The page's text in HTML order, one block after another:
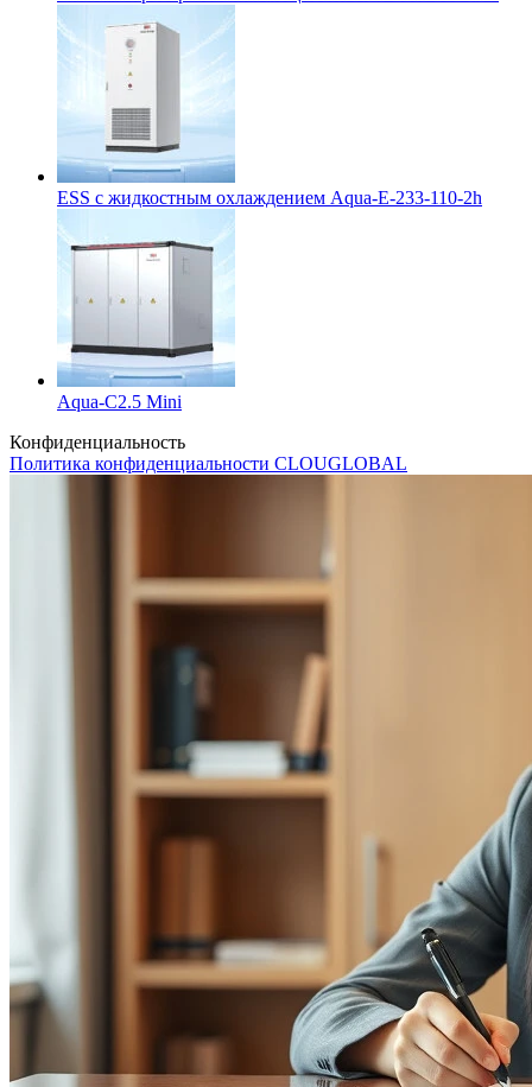
ESS с жидкостным охлаждением Aqua-E-233-110-2h
Aqua-C2.5 Mini
Конфиденциальность
Политика конфиденциальности CLOUGLOBAL